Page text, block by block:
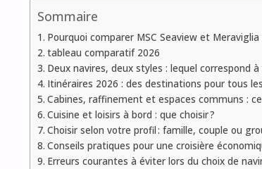
Sommaire
Pourquoi comparer MSC Seaview et
tableau comparatif 2026
Deux navires, deux styles : lequel correspond
Itinéraires 2026 : des destinations pour tous
Cabines, raffinement et espaces communs :
Cuisine et loisirs à bord : que choisir ?
Choisir selon votre profil : famille, couple ou
Conseils pratiques pour une croisière
Erreurs courantes à éviter lors du choix de